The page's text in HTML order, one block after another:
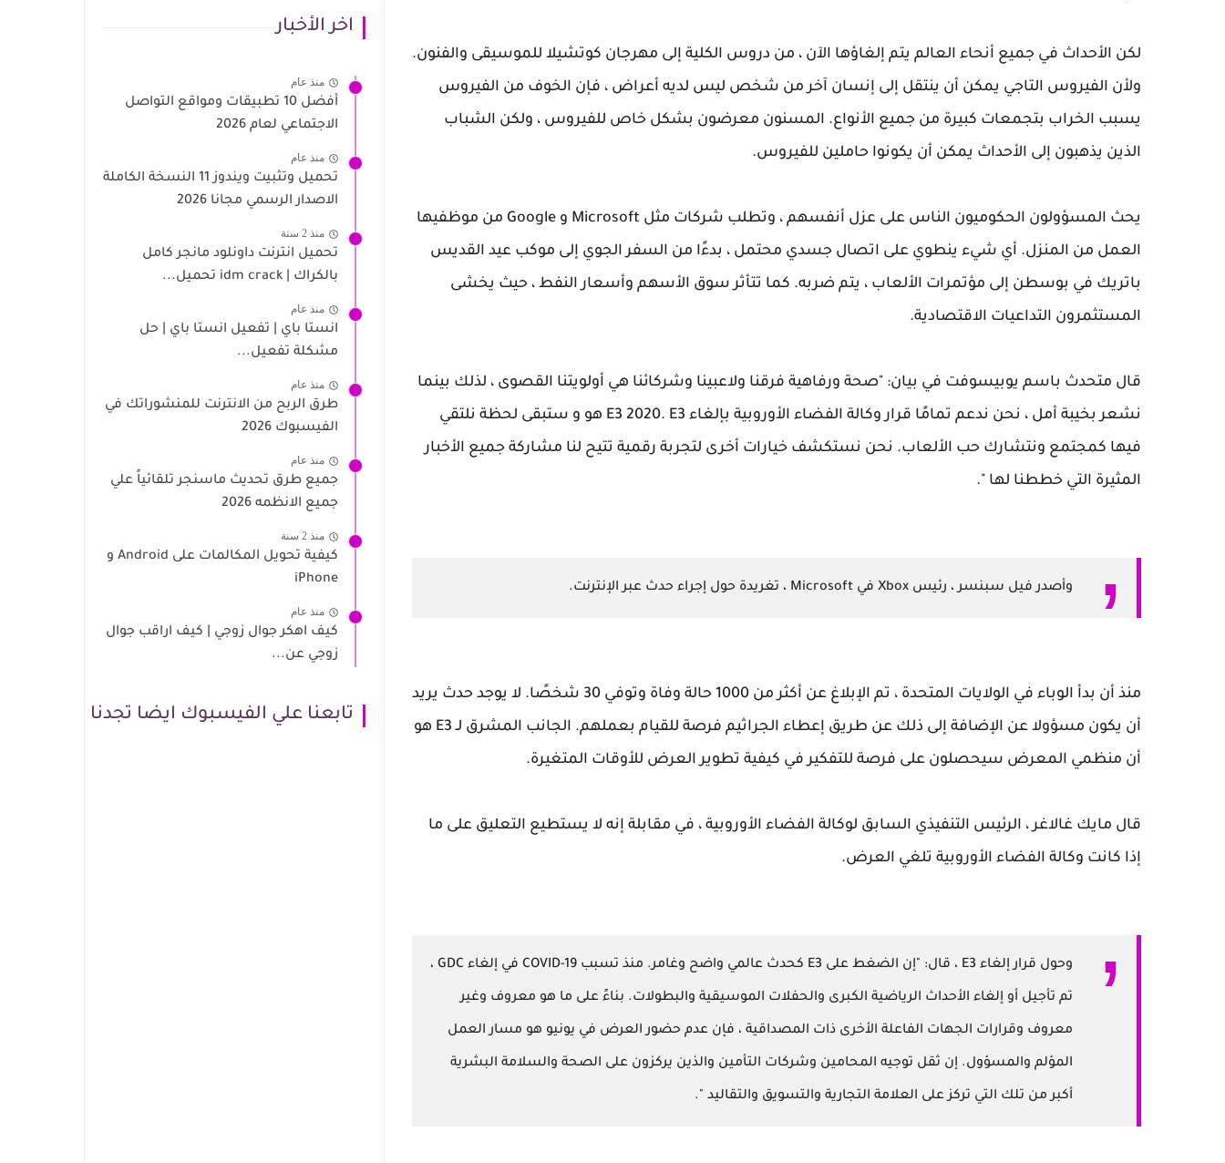
لكن الأحداث في جميع أنحاء العالم يتم إلغاؤها الآن ، من دروس الكلية إلى مهرجان كوتشيلا للموسيقى والفنون.
ولأن الفيروس التاجي يمكن أن ينتقل إلى إنسان آخر من شخص ليس لديه أعراض ، فإن الخوف من الفيروس
يسبب الخراب بتجمعات كبيرة من جميع الأنواع. المسنون معرضون بشكل خاص للفيروس ، ولكن الشباب
الذين يذهبون إلى الأحداث يمكن أن يكونوا حاملين للفيروس.
يحث المسؤولون الحكوميون الناس على عزل أنفسهم ، وتطلب شركات مثل Microsoft و Google من موظفيها
العمل من المنزل. أي شيء ينطوي على اتصال جسدي محتمل ، بدءًا من السفر الجوي إلى موكب عيد القديس
باتريك في بوسطن إلى مؤتمرات الألعاب ، يتم ضربه. كما تتأثر سوق الأسهم وأسعار النفط ، حيث يخشى
المستثمرون التداعيات الاقتصادية.
قال متحدث باسم يوبيسوفت في بيان: "صحة ورفاهية فرقنا ولاعبينا وشركائنا هي أولويتنا القصوى ، لذلك بينما
نشعر بخيبة أمل ، نحن ندعم تمامًا قرار وكالة الفضاء الأوروبية بإلغاء E3 2020. E3 هو و ستبقى لحظة نلتقي
فيها كمجتمع ونتشارك حب الألعاب. نحن نستكشف خيارات أخرى لتجربة رقمية تتيح لنا مشاركة جميع الأخبار
المثيرة التي خططنا لها ".
وأصدر فيل سبنسر ، رئيس Xbox في Microsoft ، تغريدة حول إجراء حدث عبر الإنترنت.
منذ أن بدأ الوباء في الولايات المتحدة ، تم الإبلاغ عن أكثر من 1000 حالة وفاة وتوفي 30 شخصًا. لا يوجد حدث يريد
أن يكون مسؤولا عن الإضافة إلى ذلك عن طريق إعطاء الجراثيم فرصة للقيام بعملهم. الجانب المشرق لـ E3 هو
أن منظمي المعرض سيحصلون على فرصة للتفكير في كيفية تطوير العرض للأوقات المتغيرة.
قال مايك غالاغر ، الرئيس التنفيذي السابق لوكالة الفضاء الأوروبية ، في مقابلة إنه لا يستطيع التعليق على ما
إذا كانت وكالة الفضاء الأوروبية تلغي العرض.
وحول قرار إلغاء E3 ، قال: "إن الضغط على E3 كحدث عالمي واضح وغامر. منذ تسبب COVID-19 في إلغاء GDC ،
تم تأجيل أو إلغاء الأحداث الرياضية الكبرى والحفلات الموسيقية والبطولات. بناءً على ما هو معروف وغير
معروف وقرارات الجهات الفاعلة الأخرى ذات المصداقية ، فإن عدم حضور العرض في يونيو هو مسار العمل
المؤلم والمسؤول. إن ثقل توجيه المحامين وشركات التأمين والذين يركزون على الصحة والسلامة البشرية
أكبر من تلك التي تركز على العلامة التجارية والتسويق والتقاليد ".
اخر الأخبار
منذ عام
أفضل 10 تطبيقات ومواقع التواصل
الاجتماعي لعام 2026
منذ عام
تحميل وتثبيت ويندوز 11 النسخة الكاملة
الاصدار الرسمي مجانا 2026
منذ 2 سنة
تحميل انترنت داونلود مانجر كامل
بالكراك | idm crack تحميل...
منذ عام
انستا باي | تفعيل انستا باي | حل
مشكلة تفعيل...
منذ عام
طرق الربح من الانترنت للمنشوراتك في
الفيسبوك 2026
منذ عام
جميع طرق تحديث ماسنجر تلقائياً علي
جميع الانظمه 2026
منذ 2 سنة
كيفية تحويل المكالمات على Android و
iPhone
منذ عام
كيف اهكر جوال زوجي | كيف اراقب جوال
زوجي عن...
تابعنا علي الفيسبوك ايضا تجدنا